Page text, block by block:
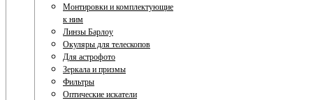
Монтировки и комплектующие
к ним
Линзы Барлоу
Окуляры для телескопов
Для астрофото
Зеркала и призмы
Фильтры
Оптические искатели